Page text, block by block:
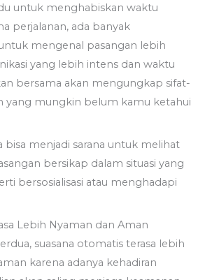
untuk menghabiskan waktu
perjalanan, ada banyak
mengenal pasangan lebih
yang lebih intens dan waktu
bersama akan mengungkap sifat-
yang mungkin belum kamu ketahui
bisa menjadi sarana untuk melihat
bersikap dalam situasi yang
bersosialisasi atau menghadapi
Lebih Nyaman dan Aman
suasana otomatis terasa lebih
karena adanya kehadiran